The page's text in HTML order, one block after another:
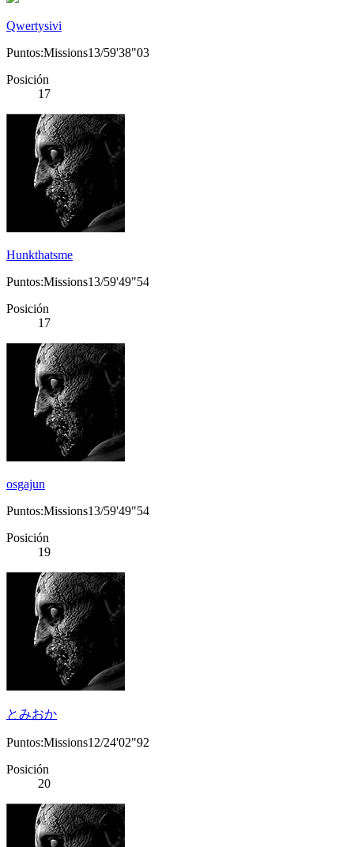
Qwertysivi
Puntos:Missions13/59'38"03
Posición
17
Hunkthatsme
Puntos:Missions13/59'49"54
Posición
17
osgajun
Puntos:Missions13/59'49"54
Posición
19
とみおか
Puntos:Missions12/24'02"92
Posición
20